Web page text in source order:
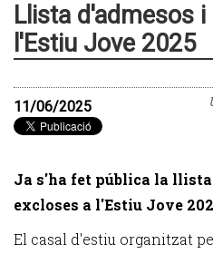
Llista d'admesos
l'Estiu Jove 2025
11/06/2025
Ja s'ha fet pública la llista
excloses a l'Estiu Jove
El casal d'estiu organitzat